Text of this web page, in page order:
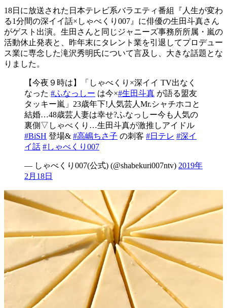
18日に放送された日本テレビ系バラエティ番組『人生が変わ
る1分間の深イイ話×しゃべくり007』に俳優の生田斗真さん
がゲスト出演。生田さんと同じジャニーズ事務所所属・嵐の
活動休止発表と、昨年末にタレント業を引退してプロデュー
ス業に専念した滝沢秀明氏について言及し、大きな話題とな
りました。
【今夜９時は】「しゃべくり×深イイ TV出なく
なった #ふなっしー は今×#生田斗真 が語る盟友
タッキー嵐」23歳年下!人気芸人Mr.シャチホコと
結婚…48歳芸人妻は幸せ?ふなっしー今も人気の
裏側▽しゃべくり…生田斗真が激推しアイドル
#BiSH 登場& #高嶋ちさ子 の刺客 #日テレ #深イ
イ話 #しゃべくり007
— しゃべくり007(公式) (@shabekuri007ntv) 2019年
2月18日